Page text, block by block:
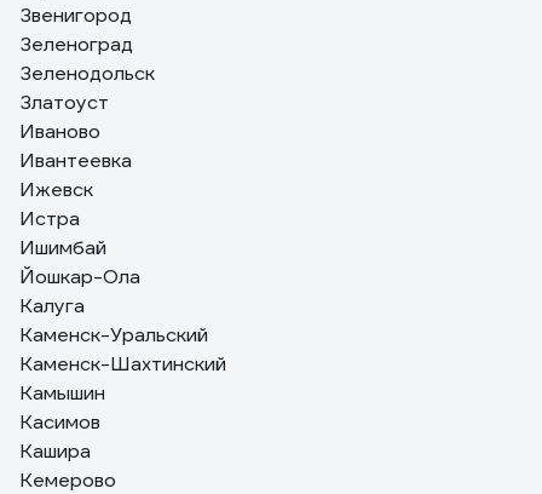
Звенигород
Зеленоград
Зеленодольск
Златоуст
Иваново
Ивантеевка
Ижевск
Истра
Ишимбай
Йошкар-Ола
Калуга
Каменск-Уральский
Каменск-Шахтинский
Камышин
Касимов
Кашира
Кемерово